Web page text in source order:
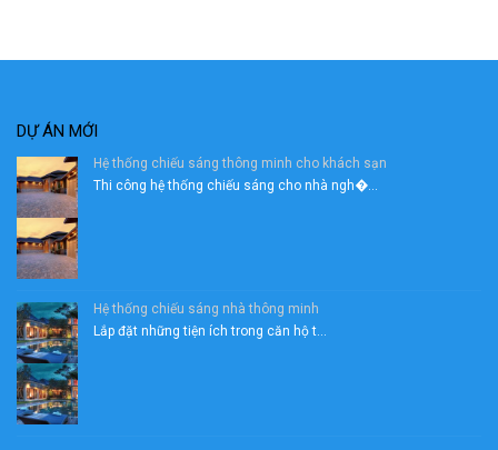
DỰ ÁN MỚI
Hệ thống chiếu sáng thông minh cho khách sạn
Thi công hệ thống chiếu sáng cho nhà ngh�...
Hệ thống chiếu sáng nhà thông minh
Lắp đặt những tiện ích trong căn hộ t...